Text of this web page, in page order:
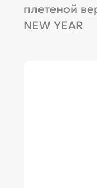
плетеной
NEW YEAR